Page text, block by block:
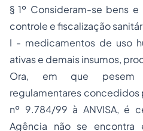
§ 1º Consideram-se bens
controle efiscalização
I - medicamentos de uso
ativas e demais insumos,
Ora, em que
regulamentares concedidos
nº 9.784/99 à ANVISA, é
Agência não se encontra